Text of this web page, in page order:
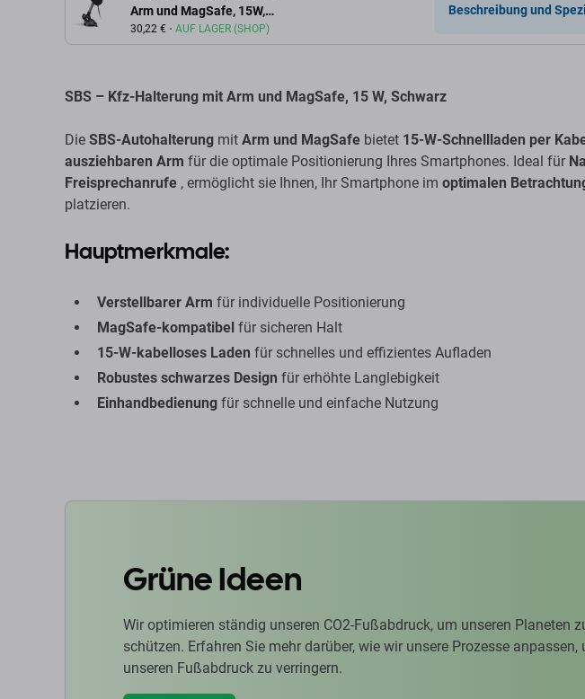
Arm und MagSafe, 15W,
schwarz
30,22 € AUF LAGER (SHOP)
Beschreibung und
SBS – Kfz-Halterung mit Arm und MagSafe, 15 W, Schwarz
Die SBS-Autohalterung mit Arm und MagSafe bietet 15-W-Schnellladen per
ausziehbaren Arm für die optimale Positionierung Ihres Smartphones. Ideal für
Freisprechanrufe , ermöglicht sie Ihnen, Ihr Smartphone im optimalen
platzieren.
Hauptmerkmale:
Verstellbarer Arm für individuelle Positionierung
MagSafe-kompatibel für sicheren Halt
15-W-kabelloses Laden für schnelles und effizientes Aufladen
Robustes schwarzes Design für erhöhte Langlebigkeit
Einhandbedienung für schnelle und einfache Nutzung
Grüne Ideen
Wir optimieren ständig unseren CO2-Fußabdruck, um unseren Planeten
schützen. Erfahren Sie mehr darüber, wie wir unsere Prozesse anpassen,
unseren Fußabdruck zu verringern.